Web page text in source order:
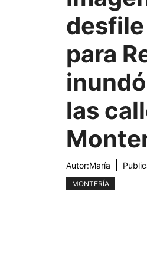
desfile
para
las
Autor:María
MONTERÍA